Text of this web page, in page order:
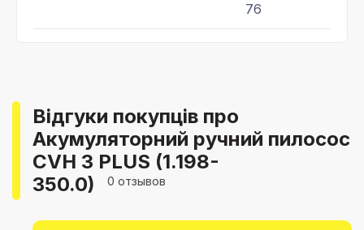
76
Відгуки покупців про
Акумуляторний ручний пилосос
CVH 3 PLUS (1.198-
350.0)
0 отзывов